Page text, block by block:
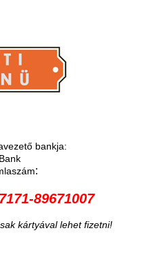
bankja:
:
89671007
kártyával lehet fizetni!